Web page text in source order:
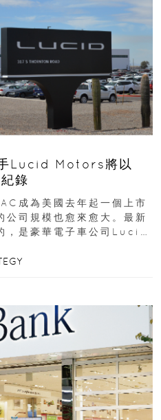
Lucid Motors將以
錄
成為美國去年起一個上市
司規模也愈來愈大。最新
，是豪華電子車公司Lucid